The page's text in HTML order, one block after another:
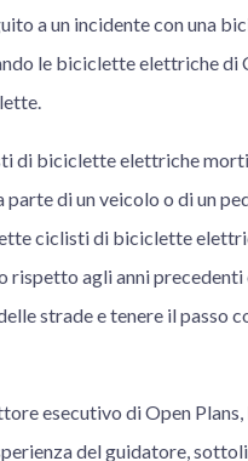
a un incidente con una
le biciclette elettriche
di biciclette elettriche
di un veicolo o di un
ciclisti di biciclette
rispetto agli anni
strade e tenere il passo
esecutivo di Open
del guidatore,